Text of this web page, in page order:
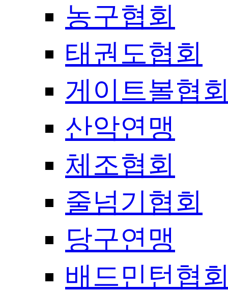
농구협회
태권도협회
게이트볼협
산악연맹
체조협회
줄넘기협회
당구연맹
배드민턴협